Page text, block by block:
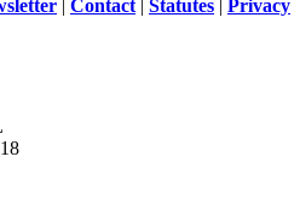
| Contact | Statutes | Privacy